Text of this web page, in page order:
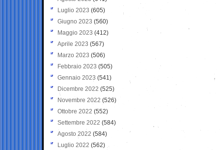
Luglio 2023 (605)
Giugno 2023 (560)
Maggio 2023 (412)
Aprile 2023 (567)
Marzo 2023 (506)
Febbraio 2023 (505)
Gennaio 2023 (541)
Dicembre 2022 (525)
Novembre 2022 (526)
Ottobre 2022 (552)
Settembre 2022 (584)
Agosto 2022 (584)
Luglio 2022 (562)